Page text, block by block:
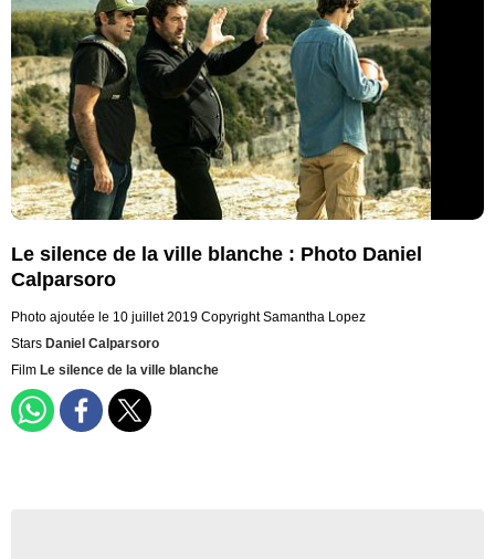
Le silence de la ville blanche : Photo Daniel
Calparsoro
Photo ajoutée le 10 juillet 2019 Copyright Samantha Lopez
Stars Daniel Calparsoro
Film Le silence de la ville blanche